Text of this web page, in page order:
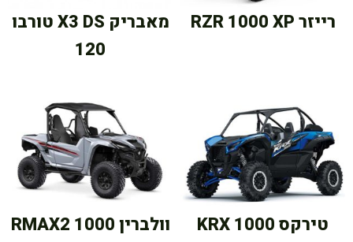
רייזר RZR 1000 XP
מאבריק X3 DS טורבו
120
טירקס KRX 1000 וולברין RMAX2 1000